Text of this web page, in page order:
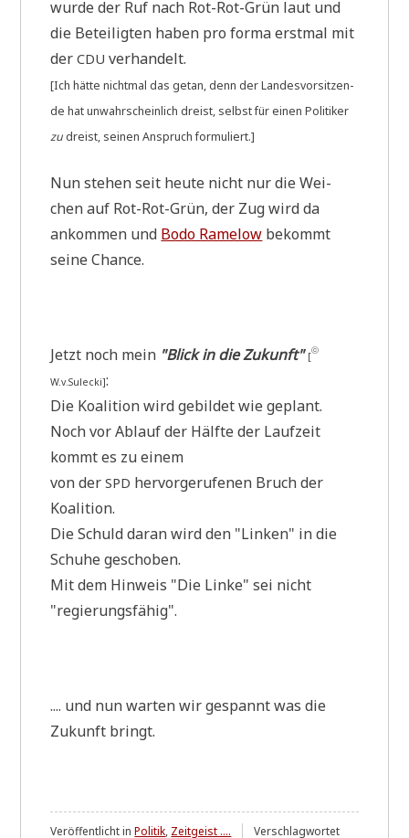
wur­de der Ruf nach Rot-Rot-Grün laut und
die Betei­lig­ten haben pro for­ma erst­mal mit
derCDU verhandelt.
[Ich hät­te nicht­mal das getan, denn der Lan­des­vor­sit­zen­
de hat unwahr­schein­lich dreist, selbst für einen Poli­ti­ker
zudreist, sei­nen Anspruch formuliert.]
Nun ste­hen seit heu­te nicht nur die Wei­
chen auf Rot-Rot-Grün, der Zug wird da
ankom­men und Bodo Rame­low bekommt
sei­ne Chance.
Jetzt noch mein "Blick in die Zukunft" [
ⓒ
W.v.Sulecki]:
Die Koali­ti­on wird gebil­det wie geplant.
Noch vor Ablauf der Hälf­te der Lauf­zeit
kommt es zu einem
von derSPD her­vor­ge­ru­fe­nen Bruch der
Koalition.
Die Schuld dar­an wird den "Lin­ken" in die
Schu­he geschoben.
Mit dem Hin­weis "Die Lin­ke" sei nicht
"regie­rungs­fä­hig".
.... und nun war­ten wir gespannt was die
Zukunft bringt.
Veröffentlicht inPolitik, Zeitgeist ....
Verschlagwortet